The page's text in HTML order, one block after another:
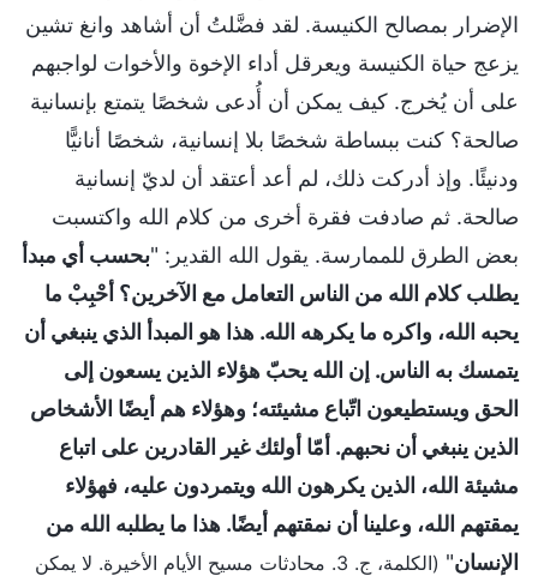
الإضرار بمصالح الكنيسة. لقد فضَّلتُ أن أشاهد وانغ تشين
يزعج حياة الكنيسة ويعرقل أداء الإخوة والأخوات لواجبهم
على أن يُخرج. كيف يمكن أن أُدعى شخصًا يتمتع بإنسانية
صالحة؟ كنت ببساطة شخصًا بلا إنسانية، شخصًا أنانيًّا
ودنيئًا. وإذ أدركت ذلك، لم أعد أعتقد أن لديّ إنسانية
صالحة. ثم صادفت فقرة أخرى من كلام الله واكتسبت
بعض الطرق للممارسة. يقول الله القدير: "بحسب أي مبدأ
يطلب كلام الله من الناس التعامل مع الآخرين؟ أحْبِبْ ما
يحبه الله، واكره ما يكرهه الله. هذا هو المبدأ الذي ينبغي أن
يتمسك به الناس. إن الله يحبّ هؤلاء الذين يسعون إلى
الحق ويستطيعون اتّباع مشيئته؛ وهؤلاء هم أيضًا الأشخاص
الذين ينبغي أن نحبهم. أمّا أولئك غير القادرين على اتباع
مشيئة الله، الذين يكرهون الله ويتمردون عليه، فهؤلاء
يمقتهم الله، وعلينا أن نمقتهم أيضًا. هذا ما يطلبه الله من
الإنسان"
(الكلمة، ج. 3. محادثات مسيح الأيام الأخيرة. لا يمكن